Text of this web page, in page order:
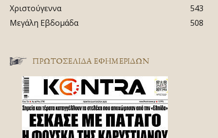
Χριστούγεννα
543
Μεγάλη Εβδομάδα
508
ΠΡΩΤΟΣΈΛΙΔΑ ΕΦΗΜΕΡΊΔΩΝ